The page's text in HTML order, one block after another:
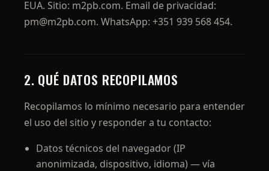
EUA. Sitio: m2pb.com. Email de privacidad:
pm@m2pb.com. WhatsApp: +351 939 568 454.
2. QUÉ DATOS RECOPILAMOS
Recopilamos lo mínimo necesario para entender
el uso del sitio y responder a tu contacto:
Datos técnicos del navegador (IP
anonimizada, dispositivo, idioma) — vía